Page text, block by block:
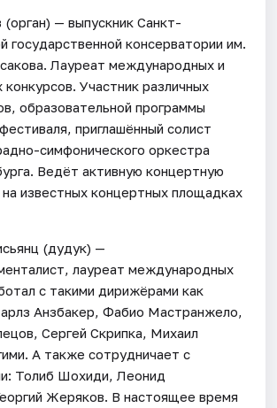
(орган) — выпускник Санкт-
государственной консерватории им.
Лауреат международных и
конкурсов. Участник различных
образовательной программы
приглашённый солист
симфонического оркестра
Ведёт активную концертную
известных концертных площадках
(дудук) —
лауреат международных
с такими дирижёрами как
Анзбакер, Фабио Мастранжело,
Сергей Скрипка, Михаил
А также сотрудничает с
Толиб Шохиди, Леонид
Жеряков. В настоящее время